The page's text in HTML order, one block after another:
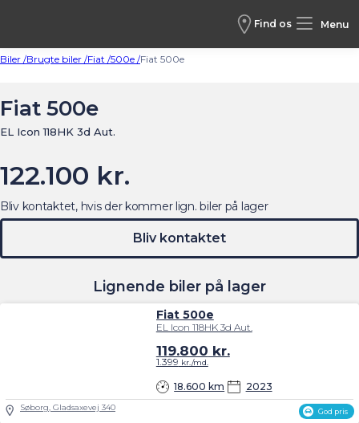
Find os Menu
Biler /Brugte biler /Fiat /500e /Fiat 500e
Fiat 500e
EL Icon 118HK 3d Aut.
122.100 kr.
Lignende biler på lager
God pris
Fiat 500e
EL Icon 118HK 3d Aut.
18.600 km 2023
119.800 kr.
1.399 kr./md.
Søborg, Gladsaxevej 340
Bliv kontaktet, hvis der kommer lign. biler på lager
Bliv kontaktet